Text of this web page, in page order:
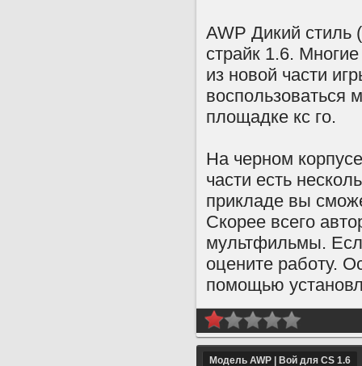
AWP Дикий стиль
страйк 1.6.
из новой части
воспользоваться
площадке кс го.
На черном
части есть
прикладе вы
Скорее всего
мультфильмы.
оцените работу.
помощью
Модель AWP | Вой для CS 1.6